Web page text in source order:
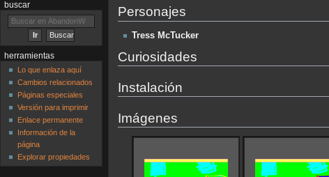
Personajes
Tress McTucker
Curiosidades
Instalación
Imágenes
buscar
herramientas
Lo que enlaza aquí
Cambios relacionados
Páginas especiales
Versión para imprimir
Enlace permanente
Información de la
página
Explorar propiedades